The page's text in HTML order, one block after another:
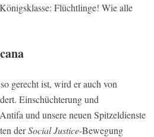
Flüchtlinge! Wie alle
gerecht ist, wird er auch von
Einschüchterung und
und unsere neuen Spitzeldienste
derSocial Justice-Bewegung